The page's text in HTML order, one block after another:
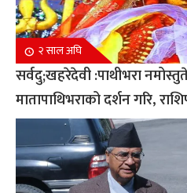
२ साल अघि
सर्वदु;खहरेदेवी :पाथीभरा
मातापाथिभराको दर्शन गरि,